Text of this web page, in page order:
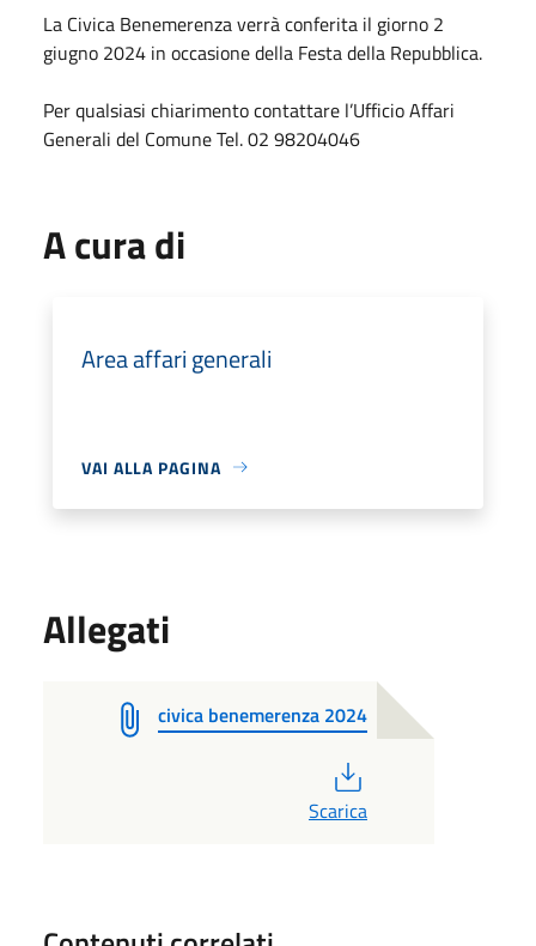
La Civica Benemerenza verrà conferita il giorno 2
giugno 2024 in occasione della Festa della Repubblica.
Per qualsiasi chiarimento contattare l’Ufficio Affari
Generali del Comune Tel. 02 98204046
A cura di
Area affari generali
VAI ALLA PAGINA
Allegati
civica benemerenza 2024
Scarica